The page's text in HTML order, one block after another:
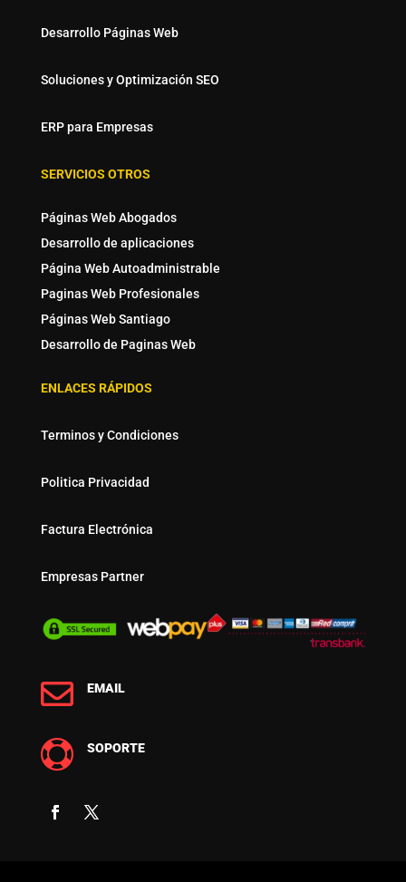
Desarrollo Páginas Web
Soluciones y Optimización SEO
ERP para Empresas
SERVICIOS OTROS
Páginas Web Abogados
Desarrollo de aplicaciones
Página Web Autoadministrable
Paginas Web Profesionales
Páginas Web Santiago
Desarrollo de Paginas Web
ENLACES RÁPIDOS
Terminos y Condiciones
Politica Privacidad
Factura Electrónica
Empresas Partner
 EMAIL
 SOPORTE